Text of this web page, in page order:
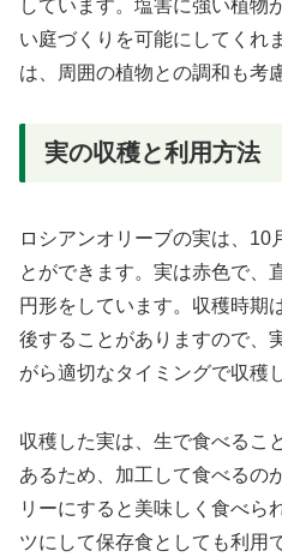
しています。塩害に強い植物
い庭づくりを可能にしてくれ
は、周囲の植物との調和も考
実の収穫と利用方法
ロシアンオリーブの実は、10
とができます。実は赤色で、
円形をしています。収穫時期
後することがありますので、
がら適切なタイミングで収穫
収穫した実は、生で食べるこ
あるため、加工して食べるの
リーにすると美味しく食べら
ツにして保存食としても利用